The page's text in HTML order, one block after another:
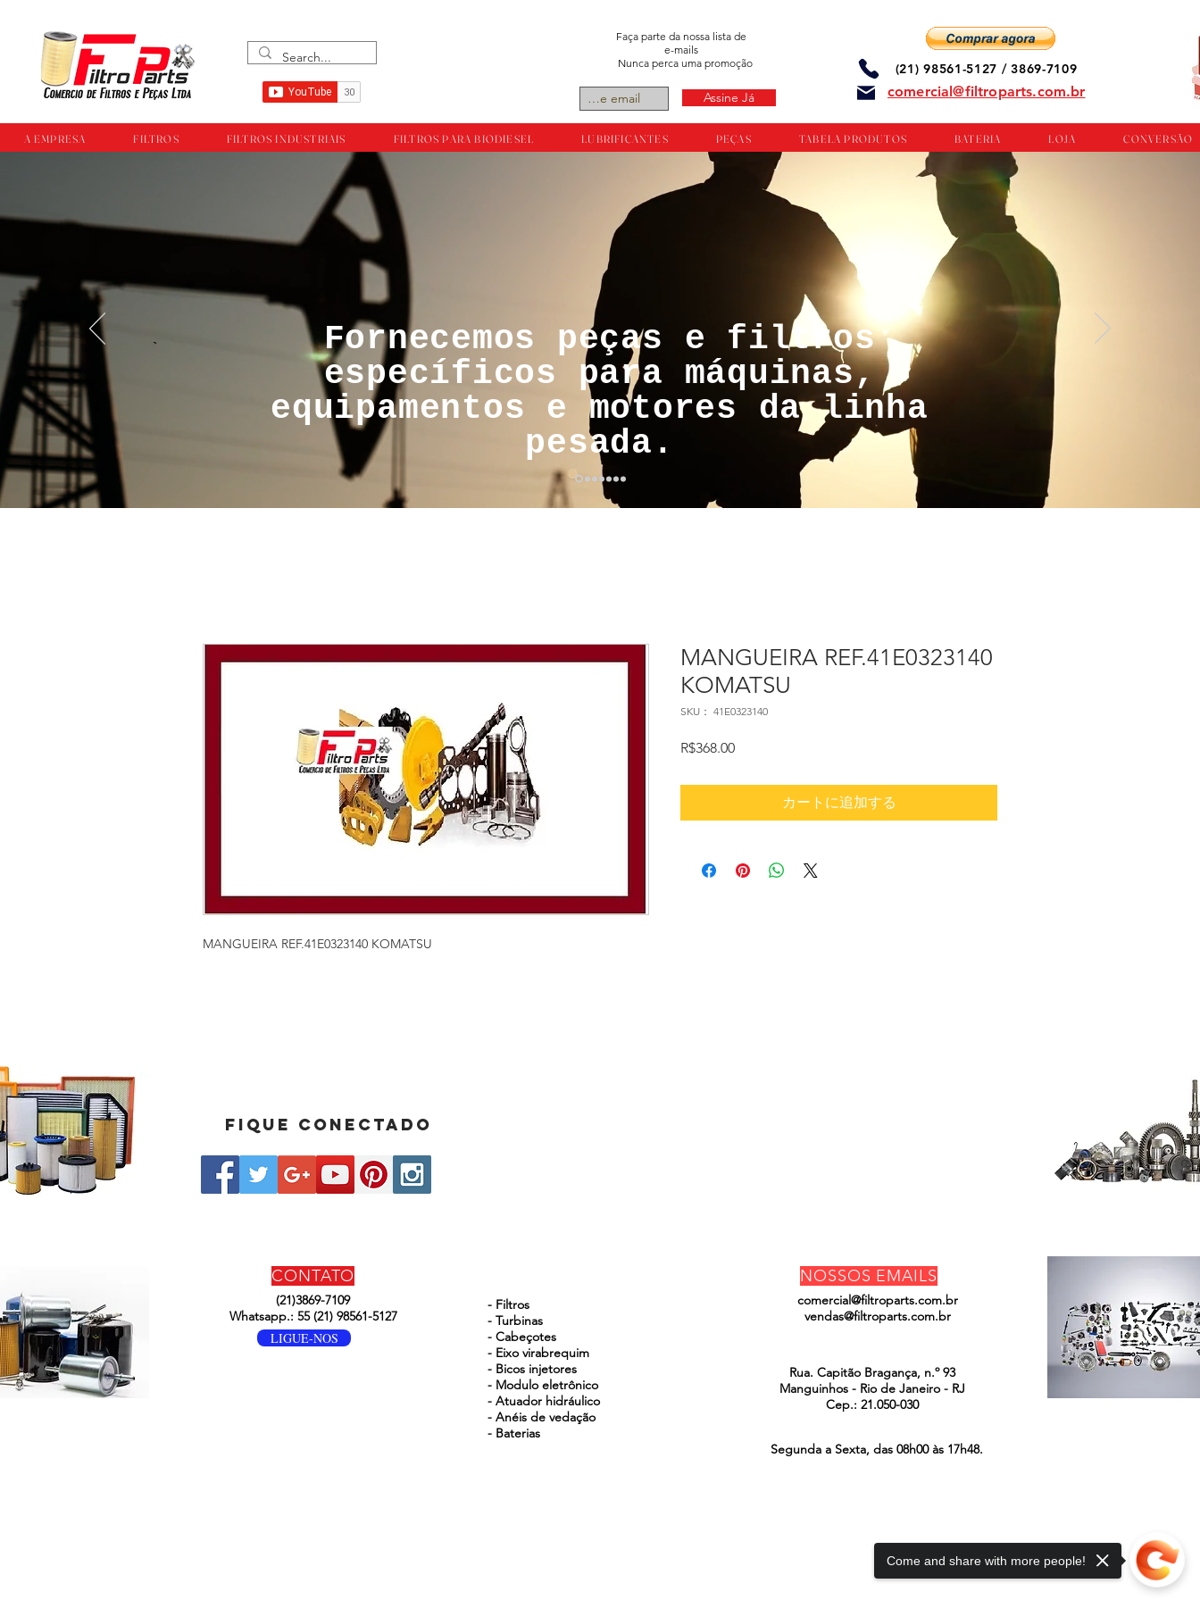
Faça parte da nossa lista de
e-mails
Nunca perca uma promoção
Assine Já
(21) 98561-5127 / 3869-7109
comercial@filtroparts.com.br
A EMPRESA FILTROS FILTROS INDUSTRIAIS FILTROS PARA BIODIESEL LUBRIFICANTES PEÇAS TABELA PRODUTOS BATERIA LOJA CONVERSÃO
™®©Todos os direitos reservador a
empresa Filtroparts.
Fornecemos peças e filtros
específicos para máquinas,
equipamentos e motores da linha
pesada.
MANGUEIRA REF.41E0323140 KOMATSU
MANGUEIRA REF.41E0323140
KOMATSU
SKU： 41E0323140
R$368.00価
カートに追加する
Fique conectado
CONTATO
(21)3869-7109
Whatsapp.: 55 (21) 98561-5127
LIGUE-NOS
- Filtros
- Turbinas
- Cabeçotes
- Eixo virabrequim
- Bicos injetores
- Modulo eletrônico
- Atuador hidráulico
- Anéis de vedação
- Baterias
NOSSOS EMAILS
comercial@filtroparts.com.br
vendas@filtroparts.com.br
Rua. Capitão Bragança, n.º 93
Manguinhos - Rio de Janeiro - RJ
Cep.: 21.050-030
Segunda a Sexta, das 08h00 às 17h48.
Come and share with more people!